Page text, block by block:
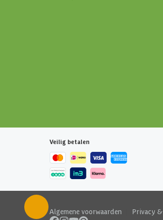
Veilig betalen
Algemene voorwaarden Privacy